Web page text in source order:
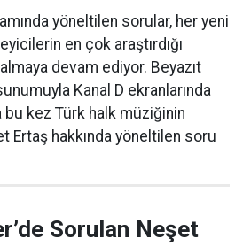
yöneltilen sorular, her yeni
en çok araştırdığı
devam ediyor. Beyazıt
Kanal D ekranlarında
bu kez Türk halk müziğinin
Ertaş hakkında yöneltilen soru
Sorulan Neşet